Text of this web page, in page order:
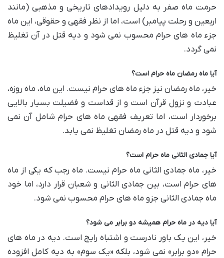
حرمت ماه صفر به دلیل رویدادهای تاریخی و مذهبی (مانند
اربعین و رحلت پیامبر) است، اما از نظر فقهی و حقوقی، این ماه
جزء ماه های حرام محسوب نمی شود و دیه قتل در آن تغلیظ
نمی گردد.
آیا ماه رمضان ماه حرام است؟
خیر، ماه رمضان نیز جزء ماه های حرام نیست. این ماه، ماه روزه،
عبادت و نزول قرآن است و از قداست و فضیلت بسیار بالایی
برخوردار است، اما تعریف فقهی ماه های حرام شامل آن نمی
شود و دیه قتل در ماه رمضان تغلیظ نمی یابد.
آیا جمادی الثانی ماه حرام است؟
خیر، ماه جمادی الثانی ماه حرام نیست. ماه رجب که یکی از ماه
های حرام است، بین جمادی الثانی و شعبان قرار دارد، اما خود
ماه جمادی الثانی جزو ماه های حرام محسوب نمی شود.
آیا دیه در ماه حرام همیشه دو برابر می شود؟
خیر، این یک باور نادرست و اشتباه رایج است. دیه در ماه های
حرام «دو برابر» نمی شود، بلکه «یک سوم» به دیه کامل افزوده